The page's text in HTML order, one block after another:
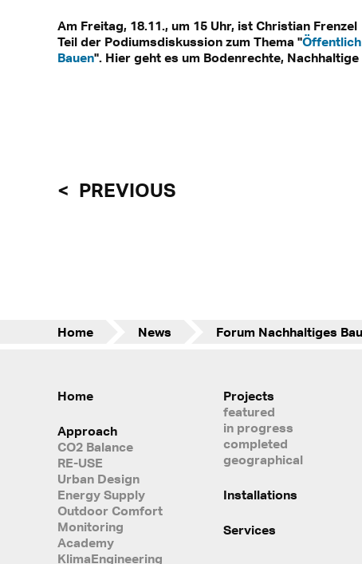
Am Freitag, 18.11., um 15 Uhr, ist Christian Frenzel
Teil der Podiumsdiskussion zum Thema "Öffentlich
Bauen". Hier geht es um Bodenrechte, Nachhaltige
PREVIOUS
Home News
Home
Approach
CO2 Balance
RE-USE
Urban Design
Energy Supply
Outdoor Comfort
Monitoring
Academy
KlimaEngineering
Projects
featured
in progress
completed
geographical
Installations
Services